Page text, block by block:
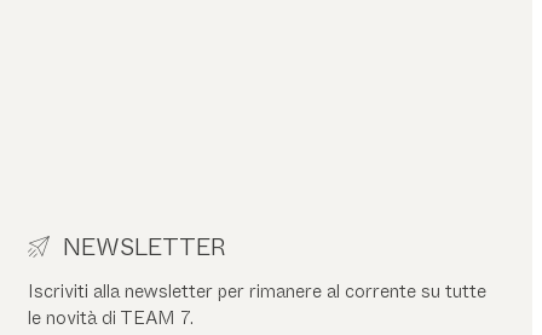
NEWSLETTER
Iscriviti alla newsletter per rimanere al corrente su tutte
le novità di TEAM 7.